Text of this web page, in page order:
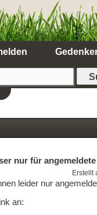
nur für
Erstellt
leider nur
an: